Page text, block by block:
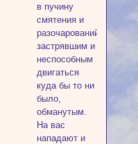
в пучину
смятения и
разочарований,
застрявшим и
неспособным
двигаться
куда бы то ни
было,
обманутым.
На вас
нападают и